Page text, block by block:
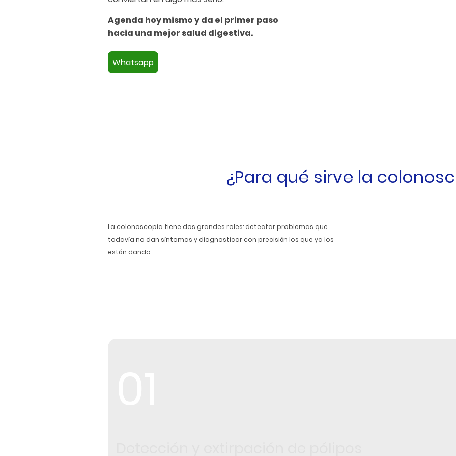
Agenda hoy mismo y da el primer paso
hacia una mejor salud digestiva.
Whatsapp
¿Para qué sirve la
La colonoscopia tiene dos grandes roles: detectar problemas que
todavía no dan síntomas y diagnosticar con precisión los que ya los
están dando.